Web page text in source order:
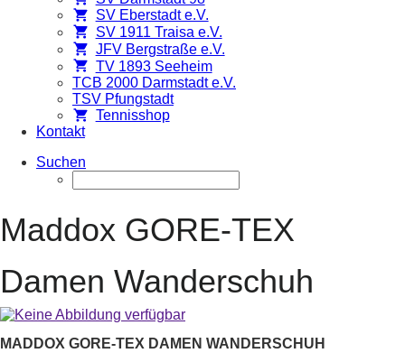
SV Eberstadt e.V.
SV 1911 Traisa e.V.
JFV Bergstraße e.V.
TV 1893 Seeheim
TCB 2000 Darmstadt e.V.
TSV Pfungstadt
Tennisshop
Kontakt
Suchen
Maddox GORE-TEX
Damen Wanderschuh
MADDOX GORE-TEX DAMEN WANDERSCHUH